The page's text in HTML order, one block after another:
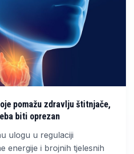
pomažu zdravlju štitnjače,
biti oprezan
ulogu u regulaciji
energije i brojnih tjelesnih